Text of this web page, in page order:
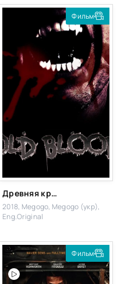
Фильм
Древняя кровь
2018, Megogo, Megogo (укр),
Eng.Original
Фильм